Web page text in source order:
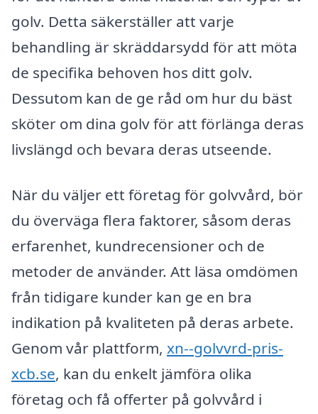
golv. Detta säkerställer att varje
behandling är skräddarsydd för att möta
de specifika behoven hos ditt golv.
Dessutom kan de ge råd om hur du bäst
sköter om dina golv för att förlänga deras
livslängd och bevara deras utseende.
När du väljer ett företag för golvvård, bör
du överväga flera faktorer, såsom deras
erfarenhet, kundrecensioner och de
metoder de använder. Att läsa omdömen
från tidigare kunder kan ge en bra
indikation på kvaliteten på deras arbete.
Genom vår plattform, xn--golvvrd-pris-
xcb.se, kan du enkelt jämföra olika
företag och få offerter på golvvård i